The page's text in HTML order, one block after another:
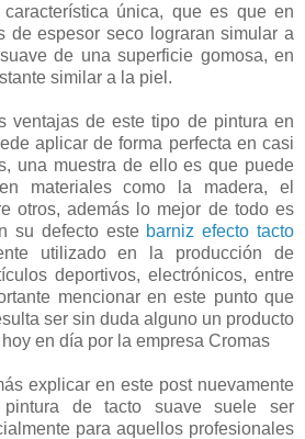
única, que es que en
de espesor seco lograran simular a
de una superficie gomosa, en
similar a la piel.
ventajas de este tipo de pintura en
aplicar de forma perfecta en casi
una muestra de ello es que puede
materiales como la madera, el
otros, además lo mejor de todo es
su defecto este barniz efecto tacto
utilizado en la producción de
deportivos, electrónicos, entre
mencionar en este punto que
ser sin duda alguno un producto
en día por la empresa Cromas
explicar en este post nuevamente
de tacto suave suele ser
para aquellos profesionales